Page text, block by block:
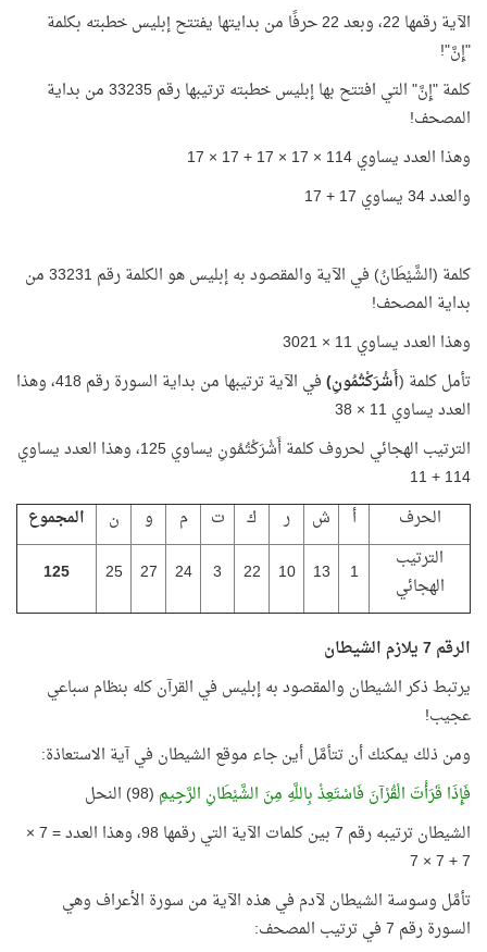
الآية رقمها 22، وبعد 22 حرفًا من بدايتها يفتتح إبليس خطبته بكلمة
"إِنَّ"!
كلمة "إِنَّ" التي افتتح بها إبليس خطبته ترتيبها رقم 33235 من بداية
المصحف!
وهذا العدد يساوي 114 × 17 × 17 + 17 × 17
والعدد 34 يساوي 17 + 17
كلمة (الشَّيْطَانُ) في الآية والمقصود به إبليس هو الكلمة رقم 33231 من
بداية المصحف!
وهذا العدد يساوي 11 × 3021
تأمل كلمة (أَشْرَكْتُمُونِ)
في الآية ترتيبها من بداية السورة رقم 418، وهذا
العدد يساوي 11 × 38
الترتيب الهجائي لحروف كلمة أَشْرَكْتُمُونِ يساوي 125، وهذا العدد يساوي
114 + 11
الحرف
أ ش ر ك ت م و ن
المجموع
الترتيب
الهجائي
1
13
10
22
3
24
27
25
125
الرقم 7 يلازم الشيطان
يرتبط ذكر الشيطان والمقصود به إبليس في القرآن كله بنظام سباعي
عجيب!
ومن ذلك يمكنك أن تتأمَّل أين جاء موقع الشيطان في آية الاستعاذة:
فَإِذَا قَرَأْتَ الْقُرْآنَ فَاسْتَعِذْ بِاللَّهِ مِنَ الشَّيْطَانِ الرَّجِيمِ (98) النحل
الشيطان ترتيبه رقم 7 بين كلمات الآية التي رقمها 98، وهذا العدد = 7 ×
7 + 7 × 7
تأمَّل وسوسة الشيطان لآدم في هذه الآية من سورة الأعراف وهي
السورة رقم 7 في ترتيب المصحف: